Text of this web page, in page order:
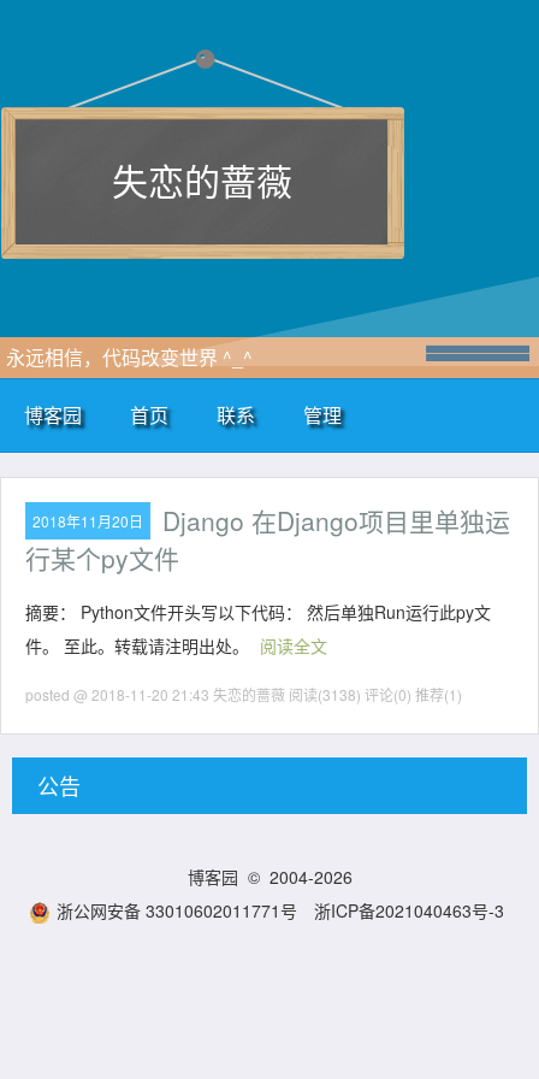
失恋的蔷薇
永远相信，代码改变世界 ^_^
博客园 首页 联系 管理
2018年11月20日
Django 在Django项目里单独运
行某个py文件
摘要： Python文件开头写以下代码： 然后单独Run运行此py文
件。 至此。转载请注明出处。
阅读全文
posted @ 2018-11-20 21:43 失恋的蔷薇 阅读(3138) 评论(0) 推荐(1)
公告
博客园 © 2004-2026
浙公网安备 33010602011771号
浙ICP备2021040463号-3